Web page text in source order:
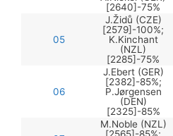
[2640]-75%
05
J.Židů (CZE)
[2579]-100%;
K.Kinchant
(NZL)
[2285]-75%
06
J.Ebert (GER)
[2382]-85%;
P.Jørgensen
(DEN)
[2325]-85%
M.Noble (NZL)
[2565]-85%;